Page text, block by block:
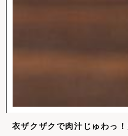
衣ザクザクで肉汁じゅわっ